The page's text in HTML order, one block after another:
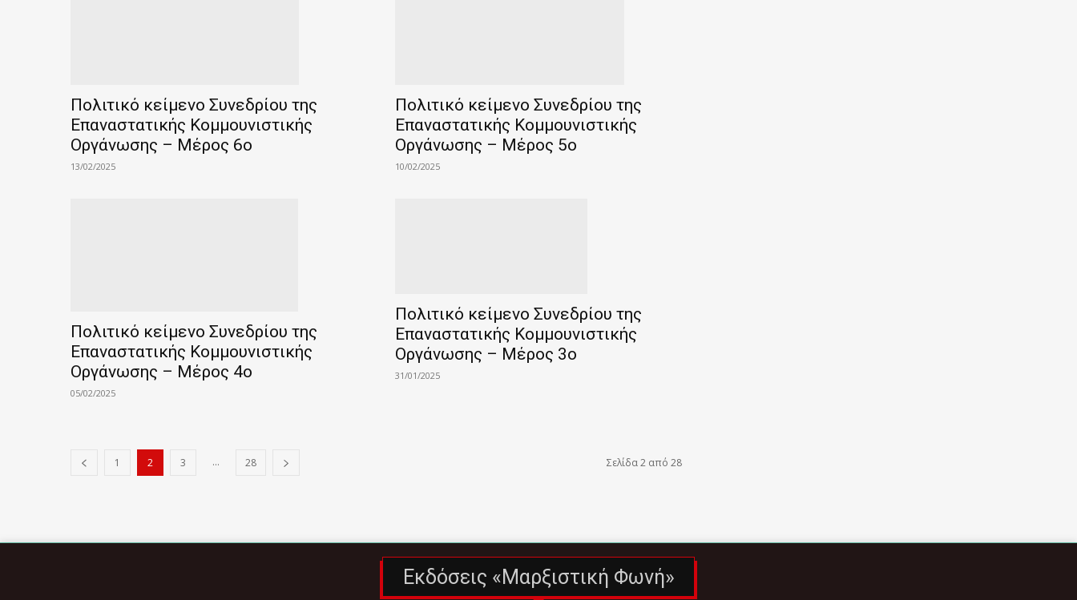
Πολιτικό κείμενο Συνεδρίου της
Επαναστατικής Κομμουνιστικής
Οργάνωσης – Μέρος 6ο
13/02/2025
Πολιτικό κείμενο Συνεδρίου της
Επαναστατικής Κομμουνιστικής
Οργάνωσης – Μέρος 5ο
10/02/2025
Πολιτικό κείμενο Συνεδρίου της
Επαναστατικής Κομμουνιστικής
Οργάνωσης – Μέρος 4ο
05/02/2025
Πολιτικό κείμενο Συνεδρίου της
Επαναστατικής Κομμουνιστικής
Οργάνωσης – Μέρος 3ο
31/01/2025
1 2 3 ... 28 Σελίδα 2 από 28
Εκδόσεις «Μαρξιστική Φωνή»